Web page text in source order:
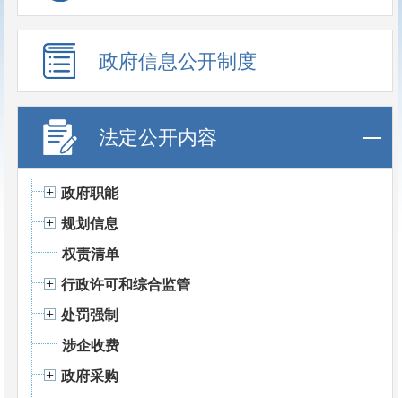
政府信息公开制度
法定公开内容
政府职能
规划信息
权责清单
行政许可和综合监管
处罚强制
涉企收费
政府采购